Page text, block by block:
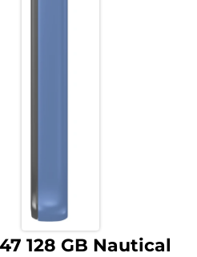
128 GB Nautical